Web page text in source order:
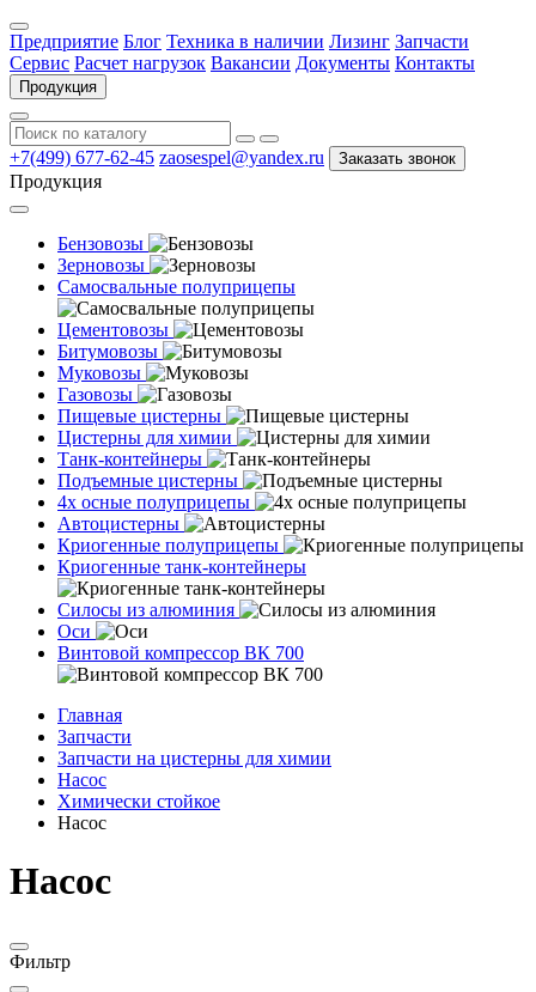
Предприятие Блог Техника в наличии Лизинг Запчасти
Сервис Расчет нагрузок Вакансии Документы Контакты
Продукция
+7(499) 677-62-45 zaosespel@yandex.ru Заказать звонок
Продукция
Бензовозы
Зерновозы
Самосвальные полуприцепы
Цементовозы
Битумовозы
Муковозы
Газовозы
Пищевые цистерны
Цистерны для химии
Танк-контейнеры
Подъемные цистерны
4х осные полуприцепы
Автоцистерны
Криогенные полуприцепы
Криогенные танк-контейнеры
Силосы из алюминия
Оси
Винтовой компрессор ВК 700
Главная
Запчасти
Запчасти на цистерны для химии
Насос
Химически стойкое
Насос
Насос
Фильтр